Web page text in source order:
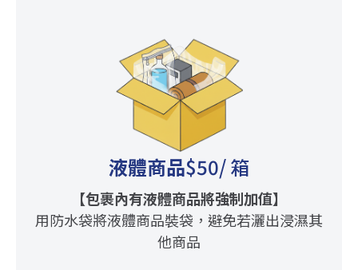
液體商品$50/ 箱
【包裹內有液體商品將強制加值】
用防水袋將液體商品裝袋，避免若灑出浸濕其
他商品